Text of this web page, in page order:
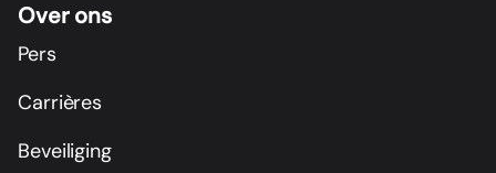
Over ons
Pers
Carrières
Beveiliging